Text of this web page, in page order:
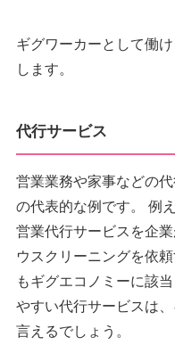
ギグワーカーとして働
します。
代行サービス
営業業務や家事などの
の代表的な例です。 例
営業代行サービスを企
ウスクリーニングを依
もギグエコノミーに該
やすい代行サービスは
言えるでしょう。